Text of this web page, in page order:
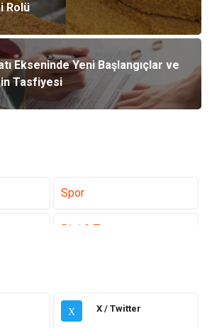
Rolü
Ekseninde Yeni Başlangıçlar ve
Tasfiyesi
Spor
Dizi & Tv
İnternet
X X / Twitter